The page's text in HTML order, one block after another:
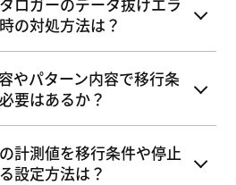
の対処方法は？
やパターン内容で移行条
要はあるか？
計測値を移行条件や停止
設定方法は？